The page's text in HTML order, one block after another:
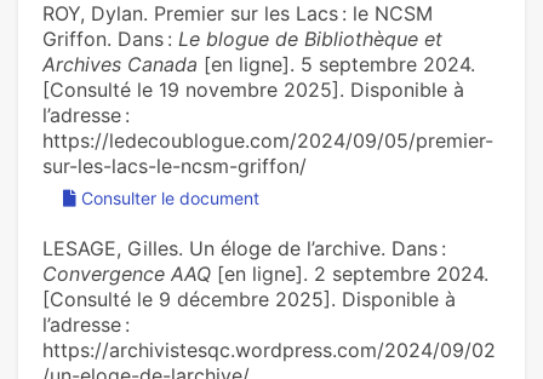
ROY, Dylan. Premier sur les Lacs : le NCSM
Griffon. Dans : Le blogue de Bibliothèque et
Archives Canada [en ligne]. 5 septembre 2024.
[Consulté le 19 novembre 2025]. Disponible à
l’adresse :
https://ledecoublogue.com/2024/09/05/premier-
sur-les-lacs-le-ncsm-griffon/
Consulter le document
LESAGE, Gilles. Un éloge de l’archive. Dans :
Convergence AAQ [en ligne]. 2 septembre 2024.
[Consulté le 9 décembre 2025]. Disponible à
l’adresse :
https://archivistesqc.wordpress.com/2024/09/02